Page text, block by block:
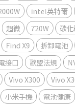
intel英特爾
超微 720W 碳
Find X9 拆卸電池
接口 歐盟法規
Vivo X300
Vivo
小米手機 電池健康